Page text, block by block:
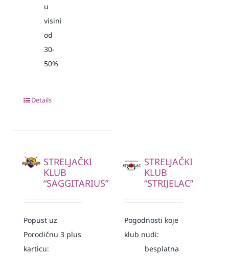
u
visini
od
30-
50%
Details
STRELJAČKI
KLUB
“SAGGITARIUS”
Popust uz
Porodičnu 3 plus
karticu:
STRELJAČKI
KLUB
“STRIJELAC”
Pogodnosti koje
klub nudi:
besplatna